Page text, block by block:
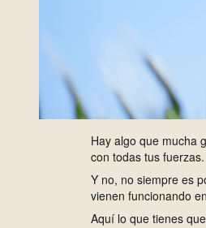
Hay algo que mucha
con todas tus fuerzas.
Y no, no siempre es
vienen funcionando
Aquí lo que tienes